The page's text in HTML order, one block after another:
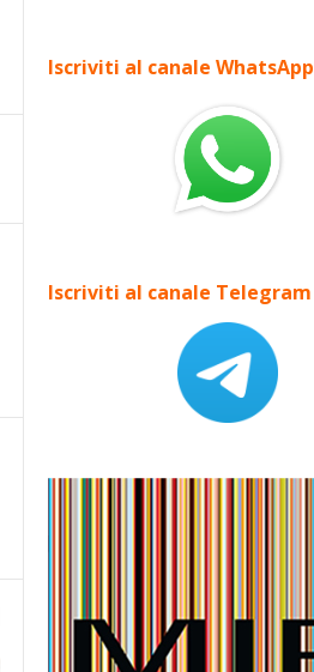
Iscriviti al canale WhatsApp
Iscriviti al canale Telegram